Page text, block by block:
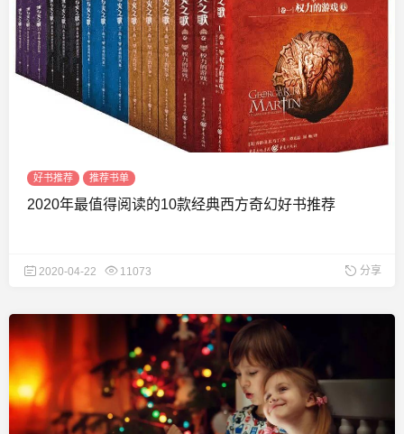
好书推荐 推荐书单
2020年最值得阅读的10款经典西方奇幻好书推荐
2020-04-22 11073 分享